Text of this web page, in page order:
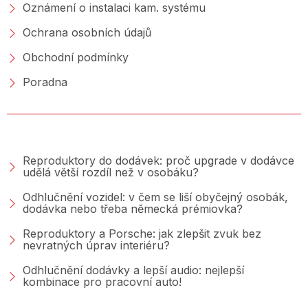
Oznámení o instalaci kam. systému
Ochrana osobních údajů
Obchodní podmínky
Poradna
Reproduktory do dodávek: proč upgrade v dodávce
udělá větší rozdíl než v osobáku?
Odhlučnění vozidel: v čem se liší obyčejný osobák,
dodávka nebo třeba německá prémiovka?
Reproduktory a Porsche: jak zlepšit zvuk bez
nevratných úprav interiéru?
Odhlučnění dodávky a lepší audio: nejlepší
kombinace pro pracovní auto!